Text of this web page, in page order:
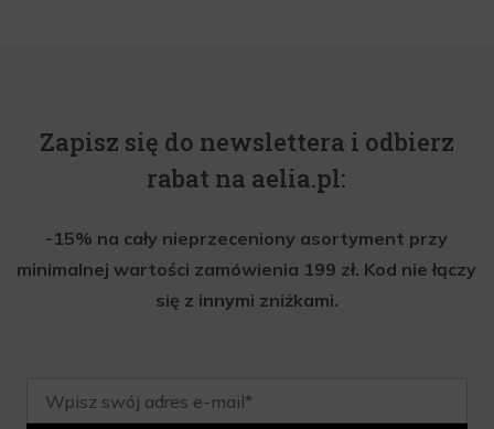
Zapisz się do newslettera i odbierz
rabat na aelia.pl:
-15% na cały nieprzeceniony asortyment przy
minimalnej wartości zamówienia 199 zł. Kod nie łączy
się z innymi zniżkami.